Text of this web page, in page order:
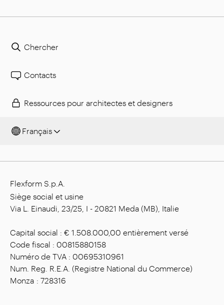
Chercher
Contacts
Ressources pour architectes et designers
Français
Flexform S.p.A.
Siège social et usine
Via L. Einaudi, 23/25, I - 20821 Meda (MB), Italie
Capital social : € 1.508.000,00 entièrement versé
Code fiscal : 00815880158
Numéro de TVA : 00695310961
Num. Reg. R.E.A. (Registre National du Commerce)
Monza : 728316